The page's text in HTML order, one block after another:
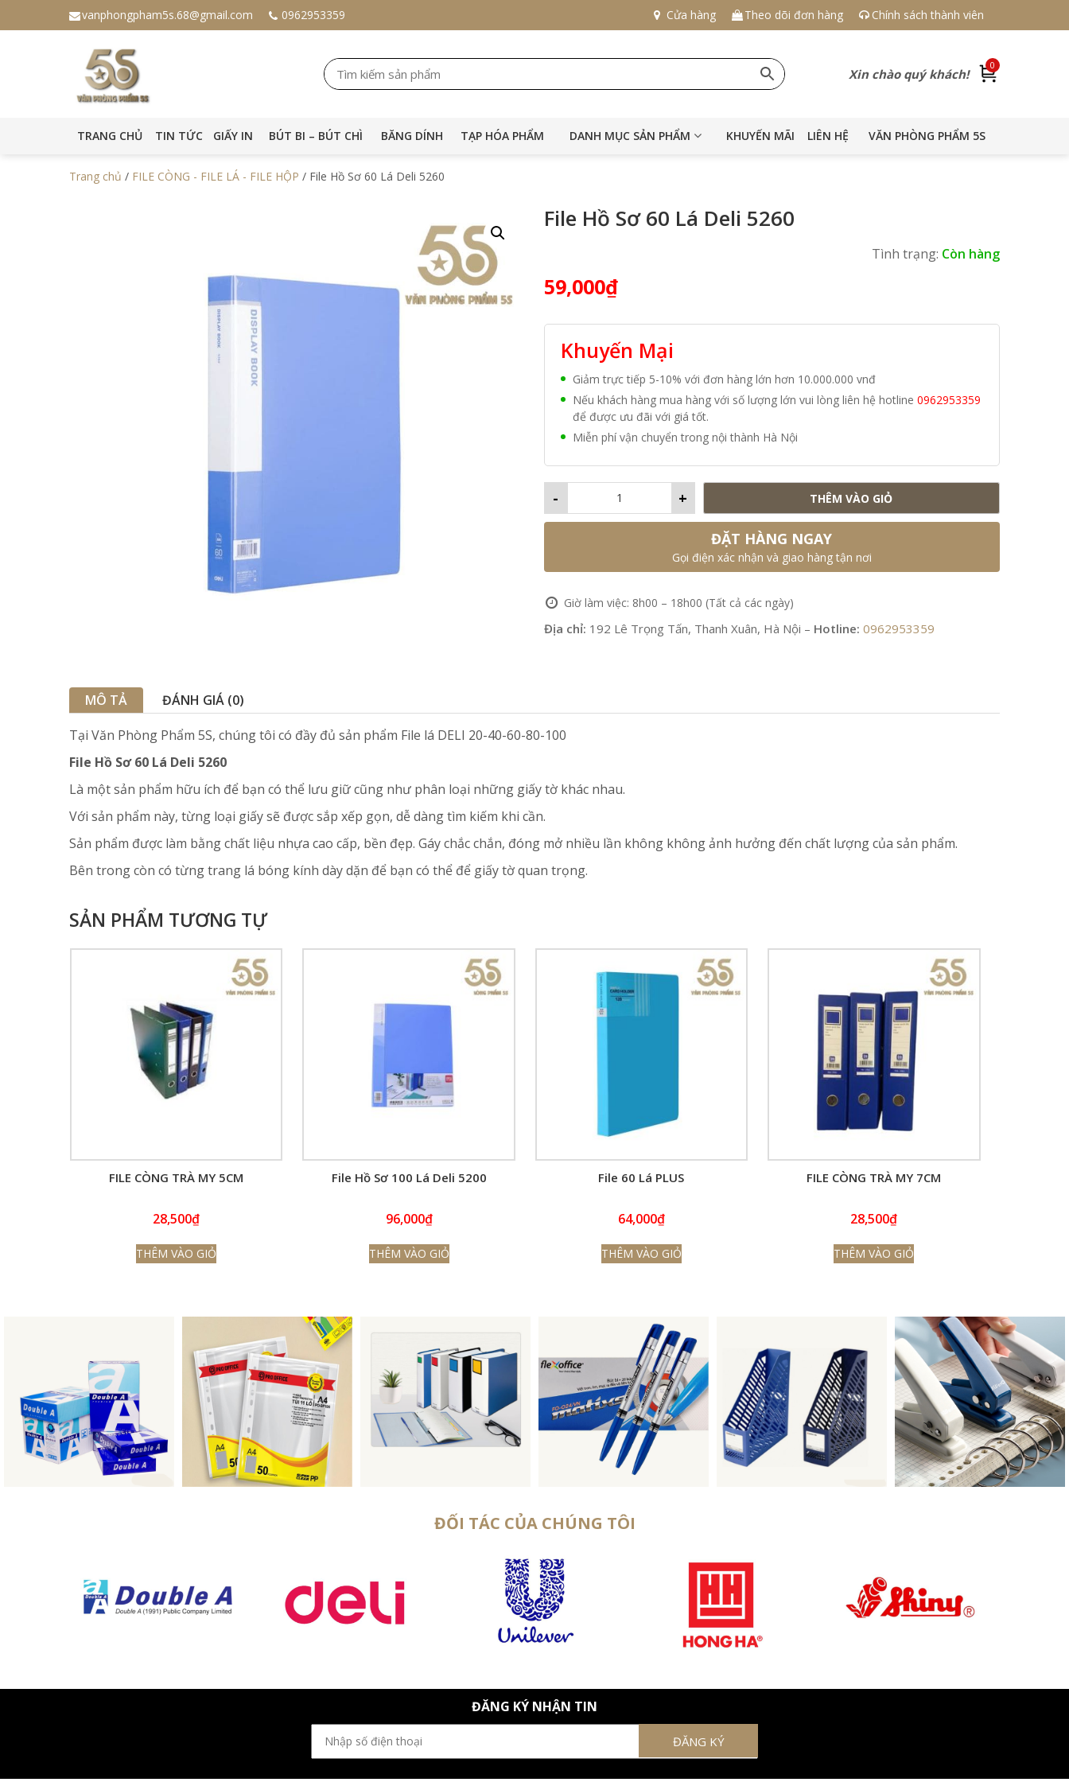
vanphongpham5s.68@gmail.com 0962953359 Cửa hàng Theo dõi đơn hàng Chính sách thành viên
Xin chào quý khách!
0
TRANG CHỦ TIN TỨC GIẤY IN BÚT BI – BÚT CHÌ BĂNG DÍNH TẠP HÓA PHẨM DANH MỤC SẢN PHẨM KHUYẾN MÃI LIÊN HỆ VĂN PHÒNG PHẨM 5S
Trang chủ / FILE CÒNG - FILE LÁ - FILE HỘP / File Hồ Sơ 60 Lá Deli 5260
File Hồ Sơ 60 Lá Deli 5260
Tình trạng: Còn hàng
59,000₫
Khuyến Mại
Giảm trực tiếp 5-10% với đơn hàng lớn hơn 10.000.000 vnđ
Nếu khách hàng mua hàng với số lượng lớn vui lòng liên hệ hotline 0962953359
để được ưu đãi với giá tốt.
Miễn phí vận chuyển trong nội thành Hà Nội
+
- THÊM VÀO GIỎ
ĐẶT HÀNG NGAY
Gọi điện xác nhận và giao hàng tận nơi
Giờ làm việc: 8h00 – 18h00 (Tất cả các ngày)
Địa chỉ: 192 Lê Trọng Tấn, Thanh Xuân, Hà Nội – Hotline: 0962953359
MÔ TẢ
ĐÁNH GIÁ (0)
Tại Văn Phòng Phẩm 5S, chúng tôi có đầy đủ sản phẩm File lá DELI 20-40-60-80-100
File Hồ Sơ 60 Lá Deli 5260
Là một sản phẩm hữu ích để bạn có thể lưu giữ cũng như phân loại những giấy tờ khác nhau.
Với sản phẩm này, từng loại giấy sẽ được sắp xếp gọn, dễ dàng tìm kiếm khi cần.
Sản phẩm được làm bằng chất liệu nhựa cao cấp, bền đẹp. Gáy chắc chắn, đóng mở nhiều lần không không ảnh hưởng đến chất lượng của sản phẩm.
Bên trong còn có từng trang lá bóng kính dày dặn để bạn có thể để giấy tờ quan trọng.
SẢN PHẨM TƯƠNG TỰ
FILE CÒNG TRÀ MY 5CM
28,500₫
THÊM VÀO GIỎ
File Hồ Sơ 100 Lá Deli 5200
96,000₫
THÊM VÀO GIỎ
File 60 Lá PLUS
64,000₫
THÊM VÀO GIỎ
FILE CÒNG TRÀ MY 7CM
28,500₫
THÊM VÀO GIỎ
ĐỐI TÁC CỦA CHÚNG TÔI
ĐĂNG KÝ NHẬN TIN